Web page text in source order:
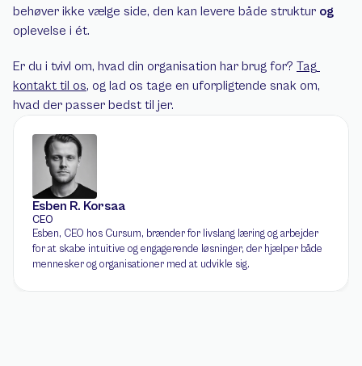
Esben R. Korsaa
CEO
Esben, CEO hos Cursum, brænder for livslang læring og arbejder
for at skabe intuitive og engagerende løsninger, der hjælper både
mennesker og organisationer med at udvikle sig.
behøver ikke vælge side, den kan levere både struktur og
oplevelse i ét.
Er du i tvivl om, hvad din organisation har brug for? Tag
kontakt til os, og lad os tage en uforpligtende snak om,
hvad der passer bedst til jer.